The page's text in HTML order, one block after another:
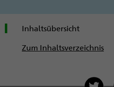
Inhaltsübersicht
Zum Inhaltsverzeichnis